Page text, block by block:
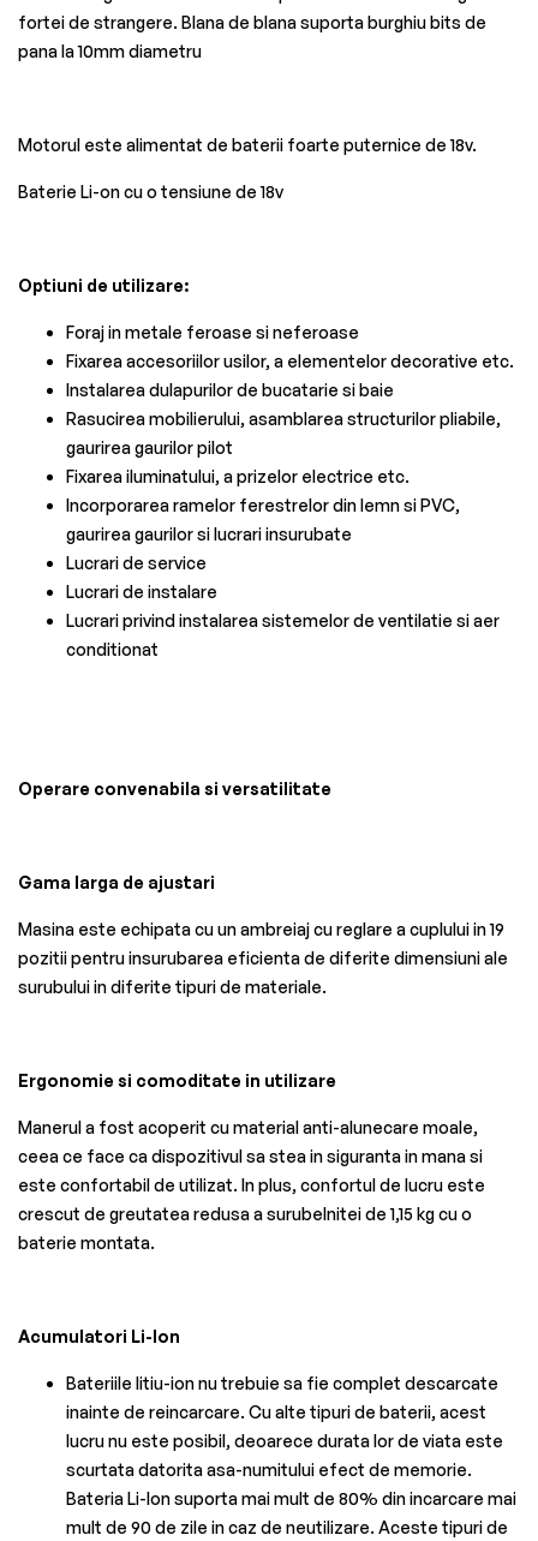
fortei de strangere. Blana de blana suporta burghiu bits de
pana la 10mm diametru
Motorul este alimentat de baterii foarte puternice de 18v.
Baterie Li-on cu o tensiune de 18v
Optiuni de utilizare:
Foraj in metale feroase si neferoase
Fixarea accesoriilor usilor, a elementelor decorative etc.
Instalarea dulapurilor de bucatarie si baie
Rasucirea mobilierului, asamblarea structurilor pliabile,
gaurirea gaurilor pilot
Fixarea iluminatului, a prizelor electrice etc.
Incorporarea ramelor ferestrelor din lemn si PVC,
gaurirea gaurilor si lucrari insurubate
Lucrari de service
Lucrari de instalare
Lucrari privind instalarea sistemelor de ventilatie si aer
conditionat
Operare convenabila si versatilitate
Gama larga de ajustari
Masina este echipata cu un ambreiaj cu reglare a cuplului in 19
pozitii pentru insurubarea eficienta de diferite dimensiuni ale
surubului in diferite tipuri de materiale.
Ergonomie si comoditate in utilizare
Manerul a fost acoperit cu material anti-alunecare moale,
ceea ce face ca dispozitivul sa stea in siguranta in mana si
este confortabil de utilizat. In plus, confortul de lucru este
crescut de greutatea redusa a surubelnitei de 1,15 kg cu o
baterie montata.
Acumulatori Li-Ion
Bateriile litiu-ion nu trebuie sa fie complet descarcate
inainte de reincarcare. Cu alte tipuri de baterii, acest
lucru nu este posibil, deoarece durata lor de viata este
scurtata datorita asa-numitului efect de memorie.
Bateria Li-Ion suporta mai mult de 80% din incarcare mai
mult de 90 de zile in caz de neutilizare. Aceste tipuri de